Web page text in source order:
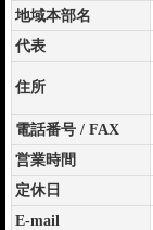
地域本部名
代表
住所
電話番号 / FAX
営業時間
定休日
E-mail